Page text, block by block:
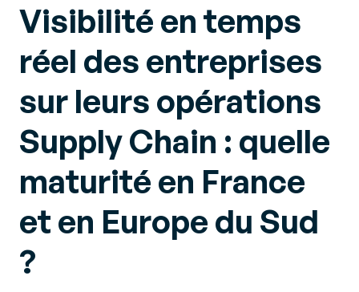
Visibilité en temps
réel des entreprises
sur leurs opérations
Supply Chain : quelle
maturité en France
et en Europe du Sud
?